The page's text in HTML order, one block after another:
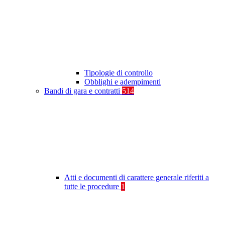
Tipologie di controllo
Obblighi e adempimenti
Bandi di gara e contratti 514
Atti e documenti di carattere generale riferiti a
tutte le procedure 1